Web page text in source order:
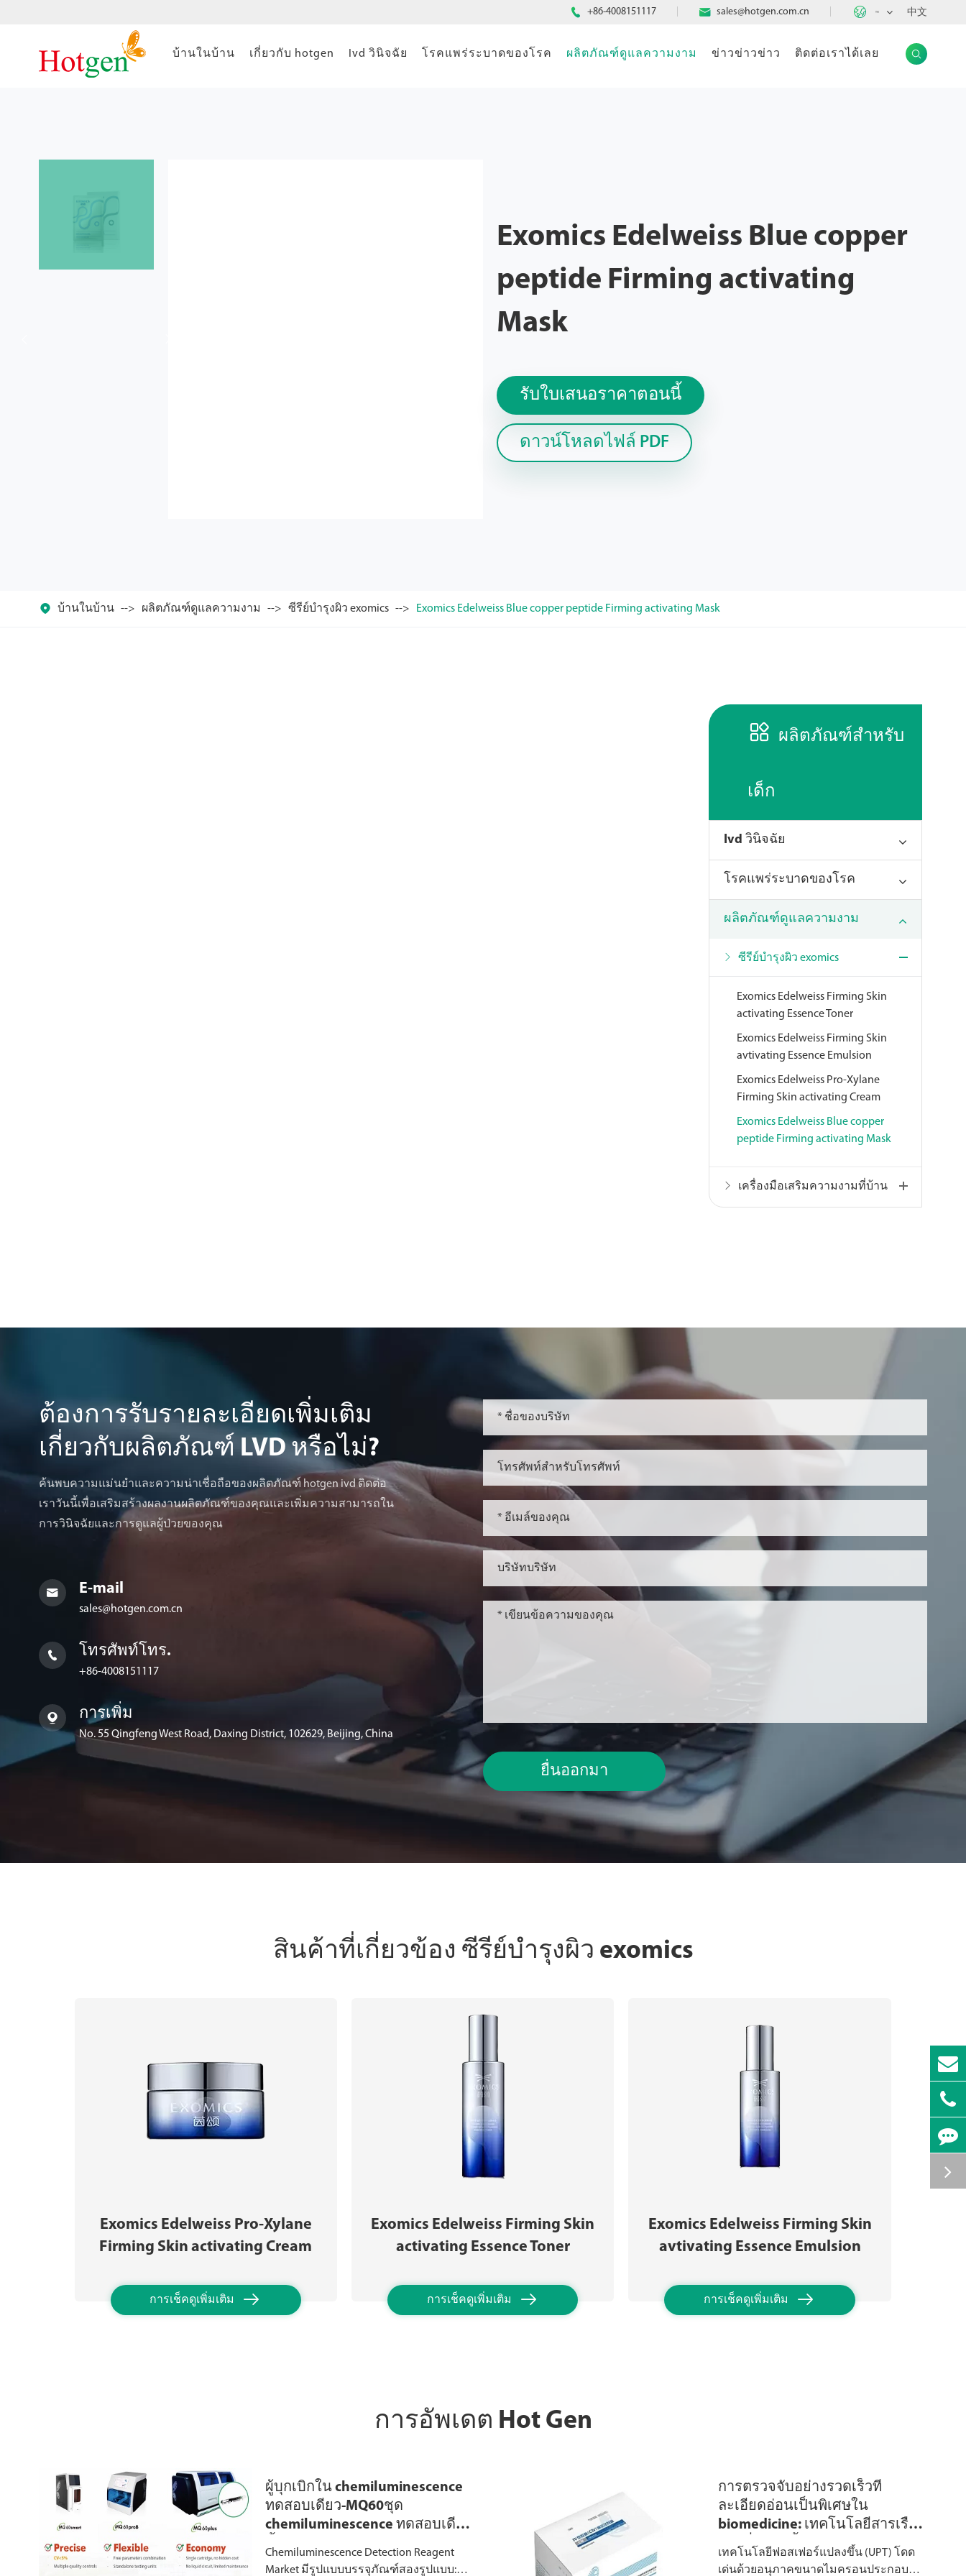
 +86-4008151117  sales@hotgen.com.cn  TH 中文
บ้านในบ้าน เกี่ยวกับ hotgen Ivd วินิจฉัย โรคแพร่ระบาดของโรค ผลิตภัณฑ์ดูแลความงาม ข่าวข่าวข่าว ติดต่อเราได้เลย 
Exomics Edelweiss Blue copper
peptide Firming activating
Mask
รับใบเสนอราคาตอนนี้
ดาวน์โหลดไฟล์ PDF
 บ้านในบ้าน ผลิตภัณฑ์ดูแลความงาม ซีรีย์บำรุงผิว exomics Exomics Edelweiss Blue copper peptide Firming activating Mask
 ผลิตภัณฑ์สำหรับ
เด็ก
Ivd วินิจฉัย
โรคแพร่ระบาดของโรค
ผลิตภัณฑ์ดูแลความงาม
ซีรีย์บำรุงผิว exomics
Exomics Edelweiss Firming Skin
activating Essence Toner
Exomics Edelweiss Firming Skin
avtivating Essence Emulsion
Exomics Edelweiss Pro-Xylane
Firming Skin activating Cream
Exomics Edelweiss Blue copper
peptide Firming activating Mask
เครื่องมือเสริมความงามที่บ้าน
ต้องการรับรายละเอียดเพิ่มเติม
เกี่ยวกับผลิตภัณฑ์ LVD หรือไม่?
ค้นพบความแม่นยำและความน่าเชื่อถือของผลิตภัณฑ์ hotgen ivd ติดต่อ
เราวันนี้เพื่อเสริมสร้างผลงานผลิตภัณฑ์ของคุณและเพิ่มความสามารถใน
การวินิจฉัยและการดูแลผู้ป่วยของคุณ
 E-mail
sales@hotgen.com.cn
 โทรศัพท์โทร.
+86-4008151117
 การเพิ่ม
No. 55 Qingfeng West Road, Daxing District, 102629, Beijing, China
ยื่นออกมา
สินค้าที่เกี่ยวข้อง ซีรีย์บำรุงผิว exomics
Exomics Edelweiss Pro-Xylane
Firming Skin activating Cream
การเช็คดูเพิ่มเติม 
Exomics Edelweiss Firming Skin
activating Essence Toner
การเช็คดูเพิ่มเติม 
Exomics Edelweiss Firming Skin
avtivating Essence Emulsion
การเช็คดูเพิ่มเติม 
การอัพเดต Hot Gen
ผู้บุกเบิกใน chemiluminescence
ทดสอบเดียว-MQ60ชุด
chemiluminescence ทดสอบเดียว
น้ำยาตรวจจับ
Chemiluminescence Detection Reagent
Market มีรูปแบบบรรจุภัณฑ์สองรูปแบบ:
การตรวจจับอย่างรวดเร็วที่
ละเอียดอ่อนเป็นพิเศษใน
biomedicine: เทคโนโลยีสารเรือง
แสงที่แปลงขึ้น (UPT)
เทคโนโลยีฟอสเฟอร์แปลงขึ้น (UPT) โดด
เด่นด้วยอนุภาคขนาดไมครอนประกอบ